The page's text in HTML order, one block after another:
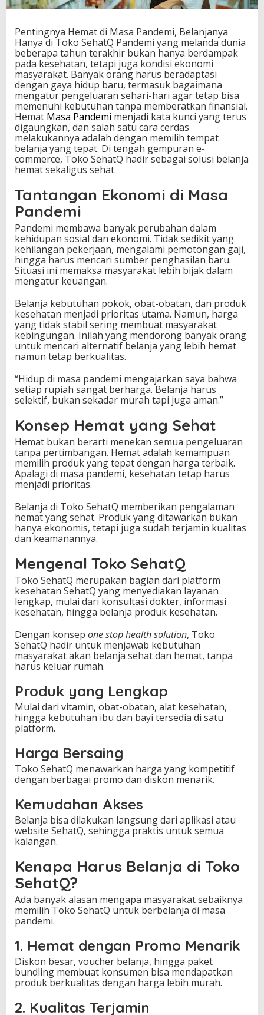
P
n
d
e
m
i
,
B
e
l
a
n
j
a
n
H
y
a
d
i
T
o
o
S
e
h
a
t
Pentingnya Hemat di Masa Pandemi, Belanjanya
Hanya di Toko SehatQ Pandemi yang melanda dunia
beberapa tahun terakhir bukan hanya berdampak
pada kesehatan, tetapi juga kondisi ekonomi
masyarakat. Banyak orang harus beradaptasi
dengan gaya hidup baru, termasuk bagaimana
mengatur pengeluaran sehari-hari agar tetap bisa
memenuhi kebutuhan tanpa memberatkan finansial.
Hemat Masa Pandemi menjadi kata kunci yang terus
digaungkan, dan salah satu cara cerdas
melakukannya adalah dengan memilih tempat
belanja yang tepat. Di tengah gempuran e-
commerce, Toko SehatQ hadir sebagai solusi belanja
hemat sekaligus sehat.
Tantangan Ekonomi di Masa
Pandemi
Pandemi membawa banyak perubahan dalam
kehidupan sosial dan ekonomi. Tidak sedikit yang
kehilangan pekerjaan, mengalami pemotongan gaji,
hingga harus mencari sumber penghasilan baru.
Situasi ini memaksa masyarakat lebih bijak dalam
mengatur keuangan.
Belanja kebutuhan pokok, obat-obatan, dan produk
kesehatan menjadi prioritas utama. Namun, harga
yang tidak stabil sering membuat masyarakat
kebingungan. Inilah yang mendorong banyak orang
untuk mencari alternatif belanja yang lebih hemat
namun tetap berkualitas.
“Hidup di masa pandemi mengajarkan saya bahwa
setiap rupiah sangat berharga. Belanja harus
selektif, bukan sekadar murah tapi juga aman.”
Konsep Hemat yang Sehat
Hemat bukan berarti menekan semua pengeluaran
tanpa pertimbangan. Hemat adalah kemampuan
memilih produk yang tepat dengan harga terbaik.
Apalagi di masa pandemi, kesehatan tetap harus
menjadi prioritas.
Belanja di Toko SehatQ memberikan pengalaman
hemat yang sehat. Produk yang ditawarkan bukan
hanya ekonomis, tetapi juga sudah terjamin kualitas
dan keamanannya.
Mengenal Toko SehatQ
Toko SehatQ merupakan bagian dari platform
kesehatan SehatQ yang menyediakan layanan
lengkap, mulai dari konsultasi dokter, informasi
kesehatan, hingga belanja produk kesehatan.
Dengan konsep one stop health solution, Toko
SehatQ hadir untuk menjawab kebutuhan
masyarakat akan belanja sehat dan hemat, tanpa
harus keluar rumah.
Produk yang Lengkap
Mulai dari vitamin, obat-obatan, alat kesehatan,
hingga kebutuhan ibu dan bayi tersedia di satu
platform.
Harga Bersaing
Toko SehatQ menawarkan harga yang kompetitif
dengan berbagai promo dan diskon menarik.
Kemudahan Akses
Belanja bisa dilakukan langsung dari aplikasi atau
website SehatQ, sehingga praktis untuk semua
kalangan.
Kenapa Harus Belanja di Toko
SehatQ?
Ada banyak alasan mengapa masyarakat sebaiknya
memilih Toko SehatQ untuk berbelanja di masa
pandemi.
1. Hemat dengan Promo Menarik
Diskon besar, voucher belanja, hingga paket
bundling membuat konsumen bisa mendapatkan
produk berkualitas dengan harga lebih murah.
2. Kualitas Terjamin